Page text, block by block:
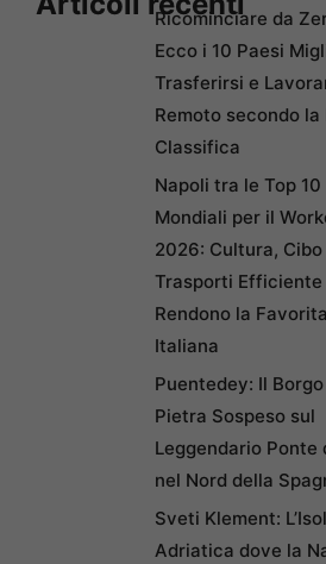
Ricominciare da
Ecco i 10 Paesi
Trasferirsi e
Remoto secondo la
Classifica
Napoli tra le Top
Mondiali per il
2026: Cultura, Cibo
Trasporti Efficiente
Rendono la Favorita
Italiana
Puentedey: Il
Pietra Sospeso sul
Leggendario Ponte
nel Nord della
Sveti Klement:
Adriatica dove la